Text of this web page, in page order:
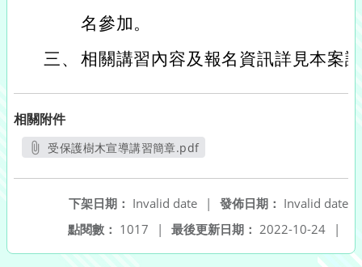
名參加。
三、 相關講習內容及報名資訊詳見本案
相關附件
受保護樹木宣導講習簡章.pdf
發佈日期： Invalid date
下架日期： Invalid date
|
最後更新日期： 2022-10-24 |
點閱數： 1017 |